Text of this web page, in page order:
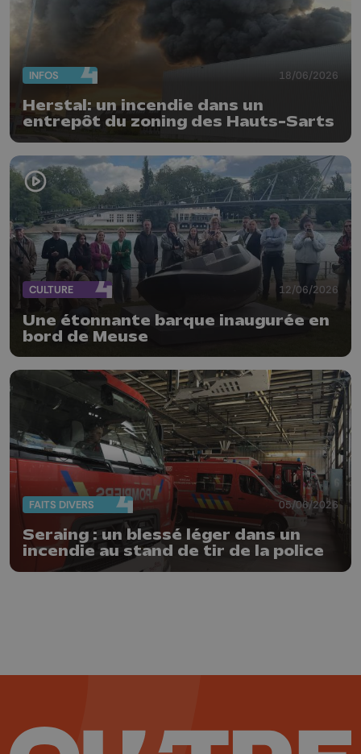
INFOS 18/06/2026
Herstal: un incendie dans un
entrepôt du zoning des Hauts-Sarts
CULTURE 12/06/2026
Une étonnante barque inaugurée en
bord de Meuse
FAITS DIVERS 05/06/2026
Seraing : un blessé léger dans un
incendie au stand de tir de la police